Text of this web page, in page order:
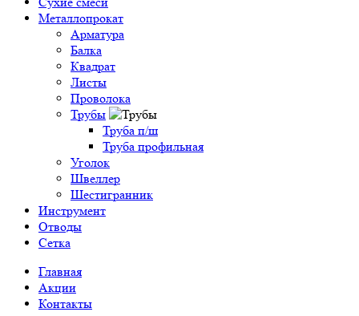
Металлопрокат
Арматура
Балка
Квадрат
Листы
Проволока
Трубы
Труба п/ш
Труба профильная
Уголок
Швеллер
Шестигранник
Инструмент
Отводы
Сетка
Главная
Акции
Контакты